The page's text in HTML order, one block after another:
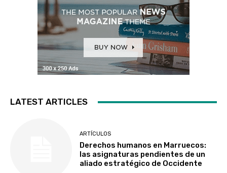
LATEST ARTICLES
ARTÍCULOS
Derechos humanos en Marruecos:
las asignaturas pendientes de un
aliado estratégico de Occidente